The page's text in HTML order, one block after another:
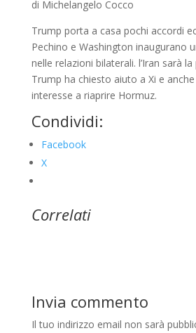
di Michelangelo Cocco
Trump porta a casa pochi accordi
Pechino e Washington inaugurano
nelle relazioni bilaterali. l’Iran sarà
Trump ha chiesto aiuto a Xi e
interesse a riaprire Hormuz.
Condividi:
Facebook
X
Correlati
Invia commento
Il tuo indirizzo email non sarà